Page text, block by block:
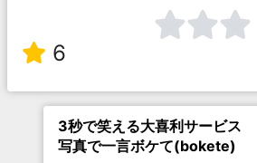
6
3秒で笑える大喜利サービス
写真で一言ボケて(bokete)